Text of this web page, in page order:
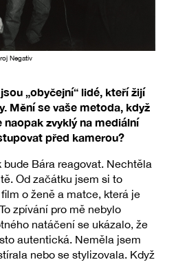
Negativ
„obyčejní“ lidé, kteří žijí
Mění se vaše metoda, když
zvyklý na mediální
před kamerou?
Bára reagovat. Nechtěla
Od začátku jsem si to
o ženě a matce, která je
zpívání pro mě nebylo
natáčení se ukázalo, že
autentická. Neměla jsem
nebo se stylizovala. Když